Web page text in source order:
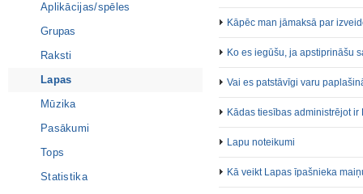
Aplikācijas/spēles
Grupas
Raksti
Lapas
Mūzika
Pasākumi
Tops
Statistika
Kāpēc man jāmaksā par
Ko es iegūšu, ja apstiprināšu
Vai es patstāvīgi varu
Kādas tiesības administrējot
Lapu noteikumi
Kā veikt Lapas īpašnieka